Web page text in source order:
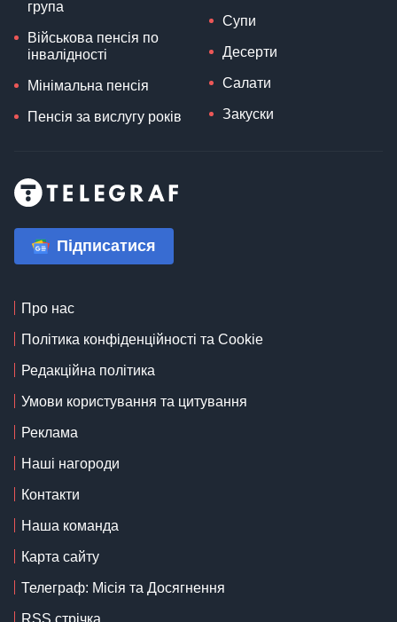
група
Військова пенсія по
інвалідності
Мінімальна пенсія
Пенсія за вислугу років
Супи
Десерти
Салати
Закуски
Підписатися
Про нас
Політика конфіденційності та Cookie
Редакційна політика
Умови користування та цитування
Реклама
Наші нагороди
Контакти
Наша команда
Карта сайту
Телеграф: Місія та Досягнення
RSS стрічка